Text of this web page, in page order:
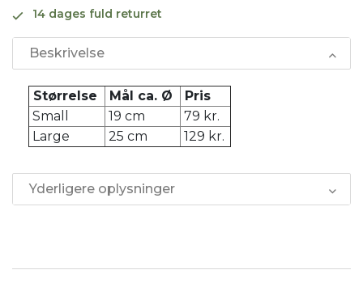
14 dages fuld returret
Beskrivelse
Størrelse Mål ca. Ø
Pris
Small
19 cm
79 kr.
Large
25 cm 129 kr.
Yderligere oplysninger